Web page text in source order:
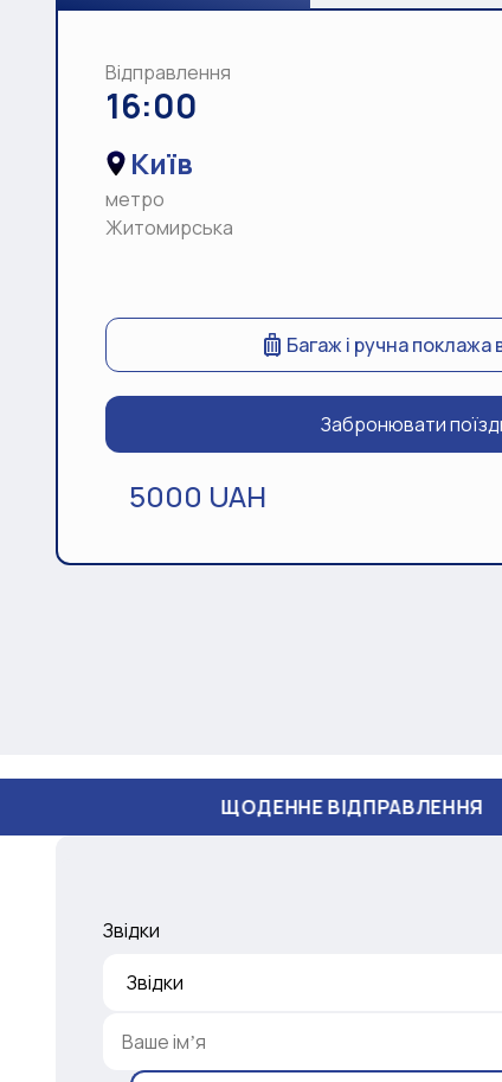
Відправлення
16:00
Київ
метро
Житомирська
Багаж і ручна поклажа
Забронювати
5000 UAH
ЩОДЕННЕ ВІДПРАВЛЕННЯ
Звідки